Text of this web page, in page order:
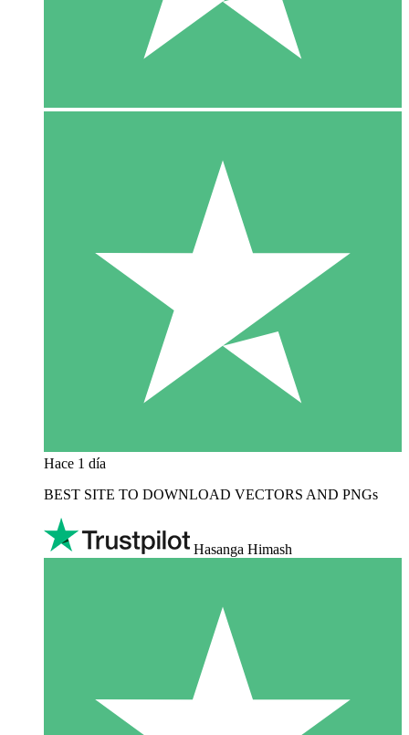
Hace 1 día
BEST SITE TO DOWNLOAD VECTORS AND PNGs
Hasanga Himash